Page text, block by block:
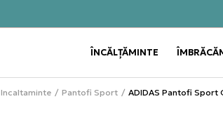
ÎNCĂLȚĂMINTE
Incaltaminte Pantofi Sport ADIDAS Pantofi Sport